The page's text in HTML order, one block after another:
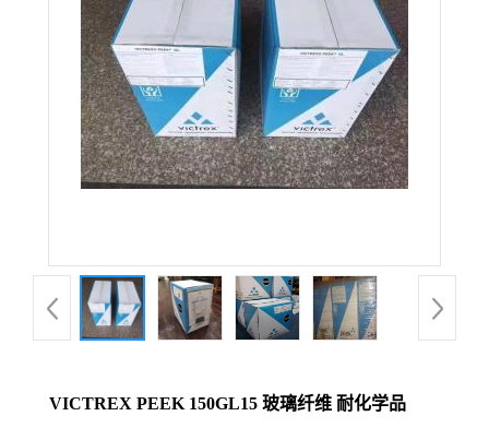
品
展
VICTREX PEEK 150GL15 玻璃纤维 耐化学品